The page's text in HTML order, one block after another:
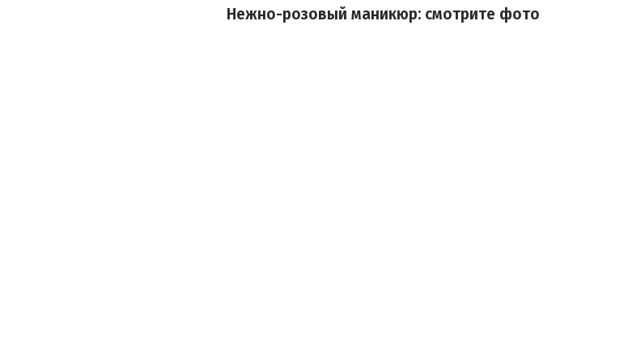
Нежно-розовый маникюр: смотрите фото